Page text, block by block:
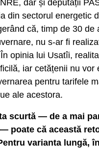
dar și deputații
din sectorul energetic
că, timp de 30 de
nu s-ar fi
opinia lui Usatîi,
iar cetățenii nu vor
pentru tarifele
ale acestora.
scurtă — de a mai
poate că această
varianta lungă,